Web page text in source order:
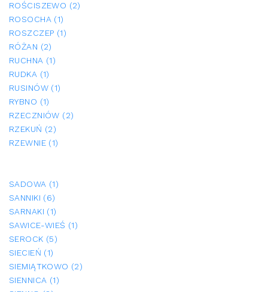
ROŚCISZEWO (2)
ROSOCHA (1)
ROSZCZEP (1)
RÓŻAN (2)
RUCHNA (1)
RUDKA (1)
RUSINÓW (1)
RYBNO (1)
RZECZNIÓW (2)
RZEKUŃ (2)
RZEWNIE (1)
SADOWA (1)
SANNIKI (6)
SARNAKI (1)
SAWICE-WIEŚ (1)
SEROCK (5)
SIECIEŃ (1)
SIEMIĄTKOWO (2)
SIENNICA (1)